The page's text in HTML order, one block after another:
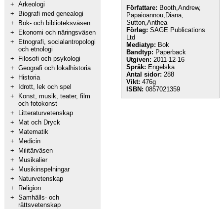
+ Arkeologi
+
Biografi med genealogi
+
Bok- och biblioteksväsen
+
Ekonomi och näringsväsen
+
Etnografi, socialantropologi
och etnologi
+
Filosofi och psykologi
+ Geografi och lokalhistoria
+
Historia
+
Idrott, lek och spel
+
Konst, musik, teater, film
och fotokonst
+
Litteraturvetenskap
+
Mat och Dryck
+
Matematik
+
Medicin
+
Militärväsen
+
Musikalier
+
Musikinspelningar
+
Naturvetenskap
+
Religion
+ Samhälls- och
rättsvetenskap
Författare: Booth,Andrew,
Papaioannou,Diana,
Sutton,Anthea
Förlag: SAGE Publications
Ltd
Mediatyp: Bok
Bandtyp: Paperback
Utgiven: 2011-12-16
Språk: Engelska
Antal sidor: 288
Vikt: 476g
ISBN: 0857021359